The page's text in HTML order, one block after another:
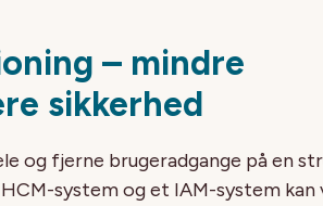
– mindre
sikkerhed
og fjerne brugeradgange på en
system og et IAM-system kan